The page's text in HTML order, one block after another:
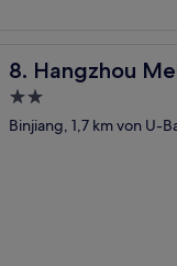
8. Hangzhou
Hangzhou Melas
2.0-
Sterne-
Binjiang, 1,7 km von U-